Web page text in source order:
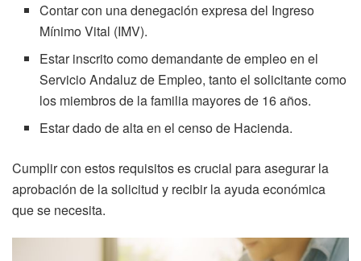
Contar con una denegación expresa del Ingreso
Mínimo Vital (IMV).
Estar inscrito como demandante de empleo en el
Servicio Andaluz de Empleo, tanto el solicitante como
los miembros de la familia mayores de 16 años.
Estar dado de alta en el censo de Hacienda.
Cumplir con estos requisitos es crucial para asegurar la
aprobación de la solicitud y recibir la ayuda económica
que se necesita.